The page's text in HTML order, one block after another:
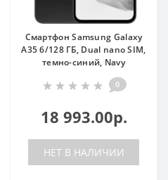
Смартфон Samsung Galaxy
A35 6/128 ГБ, Dual nano SIM,
темно-синий, Navy
0
18 993.00р.
НЕТ В НАЛИЧИИ